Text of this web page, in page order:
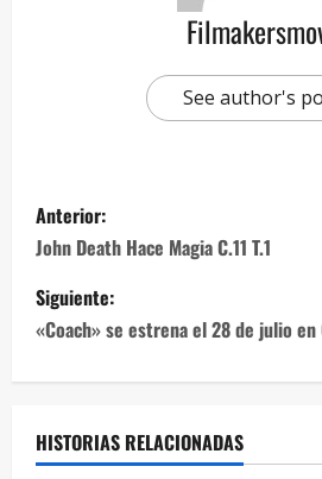
See author's
Anterior:
John Death Hace Magia C.11 T.1
Siguiente:
«Coach» se estrena el 28 de julio en
HISTORIAS RELACIONADAS